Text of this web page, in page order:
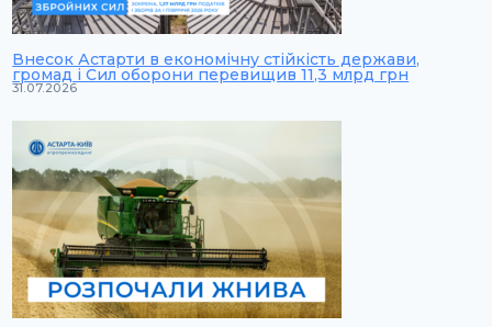
Внесок Астарти в економічну стійкість держави,
громад і Сил оборони перевищив 11,3 млрд грн
31.07.2026